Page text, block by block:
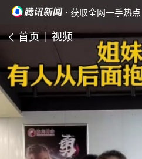
· 获取全网一手热点
首页 视频